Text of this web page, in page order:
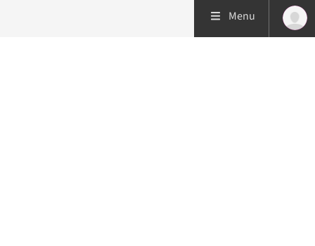
Menu